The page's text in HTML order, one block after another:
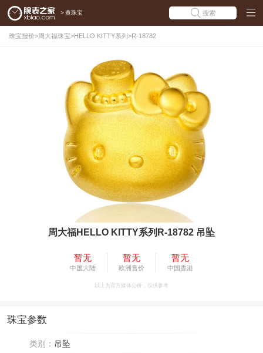
> 查珠宝 搜索
珠宝报价> 周大福珠宝>HELLO KITTY系列 >R-18782
周大福HELLO KITTY系列R-18782 吊坠
暂无
中国大陆
暂无
欧洲售价
暂无
中国香港
以上为官方媒体公价，仅供参考
珠宝参数
类别： 吊坠